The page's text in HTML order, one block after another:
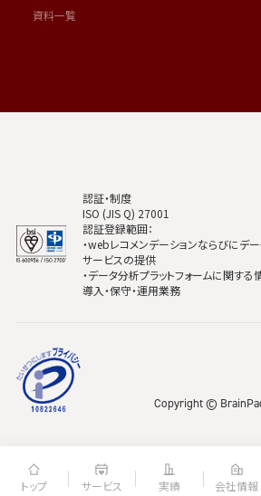
トップ サービス 実績 会社情報
資料一覧
認証・制度
ISO (JIS Q) 27001
認証登録範囲：
・webレコメンデーションならびにデ
サービスの提供
・データ分析プラットフォームに関する
導入・保守・運用業務
Copyright ©